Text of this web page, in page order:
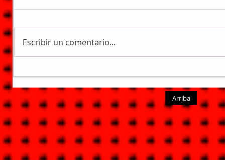
Escribir un comentario...
Arriba